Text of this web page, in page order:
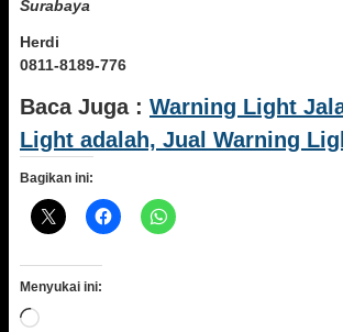
Surabaya
Herdi
0811-8189-776
Baca Juga : Warning Light
Light adalah, Jual Warning
Bagikan ini:
Menyukai ini:
Memuat...